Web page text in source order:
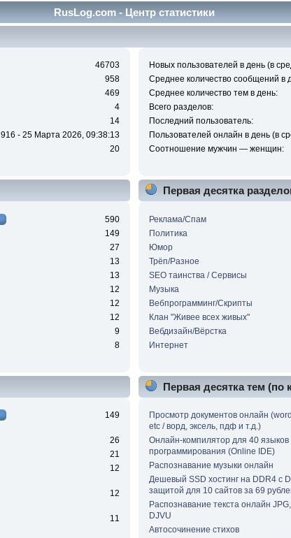
RusLog.com - Центр статистики
46703
958
469
4
14
916 - 25 Марта 2026, 09:38:13
20
Новых пользователей в день (в
Среднее количество сообщений в
Среднее количество тем в день:
Всего разделов:
Последний пользователь:
Пользователей онлайн в день (в
Соотношение мужчин — женщин:
590
149
27
13
13
12
12
12
9
8
Первая десятка
Реклама/Спам
Политика
Юмор
Трёп/Разное
SEO таинства / Сервисы
Музыка
Вебпрограмминг/Скрипты
Клан "Живее всех живых"
Вебдизайн/Вёрстка
Интернет
149
26
21
12
12
11
Первая десятка тем (по
Просмотр документов онлайн
etc / ворд, эксель, пдф и т.д.)
Онлайн-компилятор для 40 языков
программирования (Online IDE)
Распознавание музыки онлайн
Дешевый SSD хостинг на DDR4 с
защитой для 10 сайтов за 69
Распознавание текста онлайн
DJVU
Автосочинение стихов